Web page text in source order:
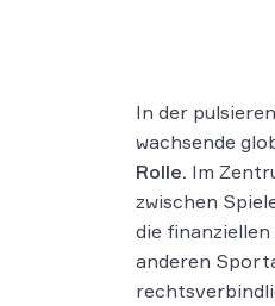
In der
wachsende
Rolle. Im
zwischen
die
anderen